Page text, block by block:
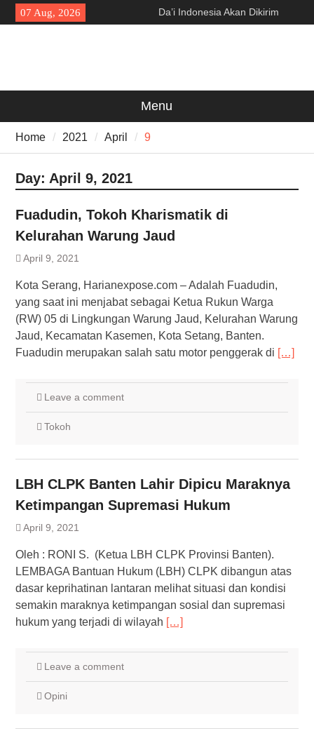
Skip
to
07 Aug, 2026
Da’i Indonesia Akan Dikirim
MUI ke Al-Azhar dan Madinah
Menu
Home 2021 April 9
Day: April 9, 2021
Fuadudin, Tokoh Kharismatik di
Kelurahan Warung Jaud
April 9, 2021
Kota Serang, Harianexpose.com – Adalah Fuadudin,
yang saat ini menjabat sebagai Ketua Rukun Warga
(RW) 05 di Lingkungan Warung Jaud, Kelurahan Warung
Jaud, Kecamatan Kasemen, Kota Setang, Banten.
Fuadudin merupakan salah satu motor penggerak di […]
Leave a comment
Tokoh
LBH CLPK Banten Lahir Dipicu Maraknya
Ketimpangan Supremasi Hukum
April 9, 2021
Oleh : RONI S. (Ketua LBH CLPK Provinsi Banten).
LEMBAGA Bantuan Hukum (LBH) CLPK dibangun atas
dasar keprihatinan lantaran melihat situasi dan kondisi
semakin maraknya ketimpangan sosial dan supremasi
hukum yang terjadi di wilayah […]
Leave a comment
Opini